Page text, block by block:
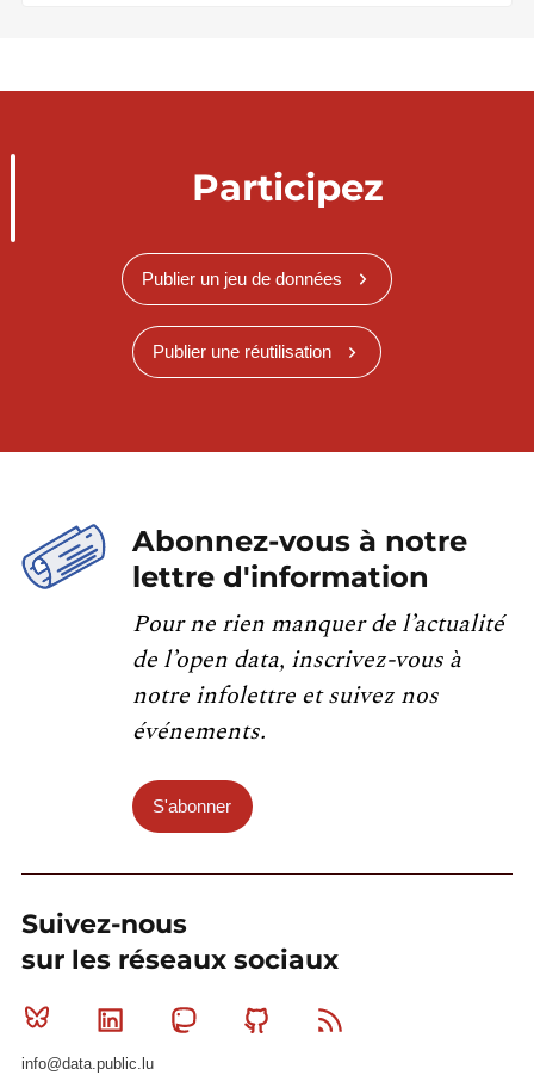
Participez
Publier un jeu de données
Publier une réutilisation
Abonnez-vous à notre
lettre d'information
Pour ne rien manquer de l’actualité
de l’open data, inscrivez-vous à
notre infolettre et suivez nos
événements.
S'abonner
Suivez-nous
sur les réseaux sociaux
Bluesky Linkedin MastodonGithub
info@data.public.lu